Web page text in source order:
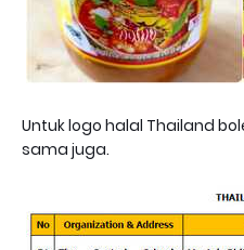
Untuk logo halal Thailand
sama juga.